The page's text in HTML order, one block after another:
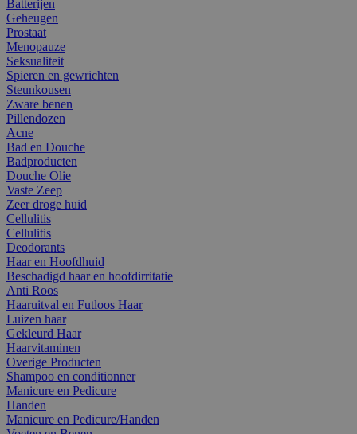
Batterijen
Geheugen
Prostaat
Menopauze
Seksualiteit
Spieren en gewrichten
Steunkousen
Zware benen
Pillendozen
Acne
Bad en Douche
Badproducten
Douche Olie
Vaste Zeep
Zeer droge huid
Cellulitis
Cellulitis
Deodorants
Haar en Hoofdhuid
Beschadigd haar en hoofdirritatie
Anti Roos
Haaruitval en Futloos Haar
Luizen haar
Gekleurd Haar
Haarvitaminen
Overige Producten
Shampoo en conditionner
Manicure en Pedicure
Handen
Manicure en Pedicure/Handen